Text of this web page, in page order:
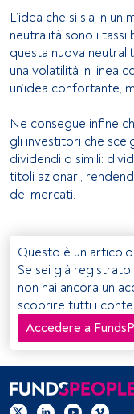
L’idea che si sia in
neutralità sono i tassi
questa nuova
una volatilità in linea
un’idea confortante,
Ne consegue infine
gli investitori che
dividendi o simili:
titoli azionari,
dei mercati.
Questo è un
Se sei già
non hai ancora un
scoprire tutti i
Accedere a